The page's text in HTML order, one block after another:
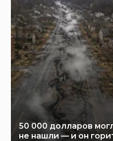
50 000 долларов
не нашли — и он